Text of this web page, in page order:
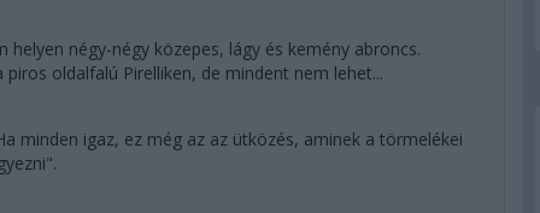
négy-négy közepes, lágy és kemény abroncs.
oldalfalú Pirelliken, de mindent nem lehet...
minden igaz, ez még az az ütközés, aminek a törmelékei